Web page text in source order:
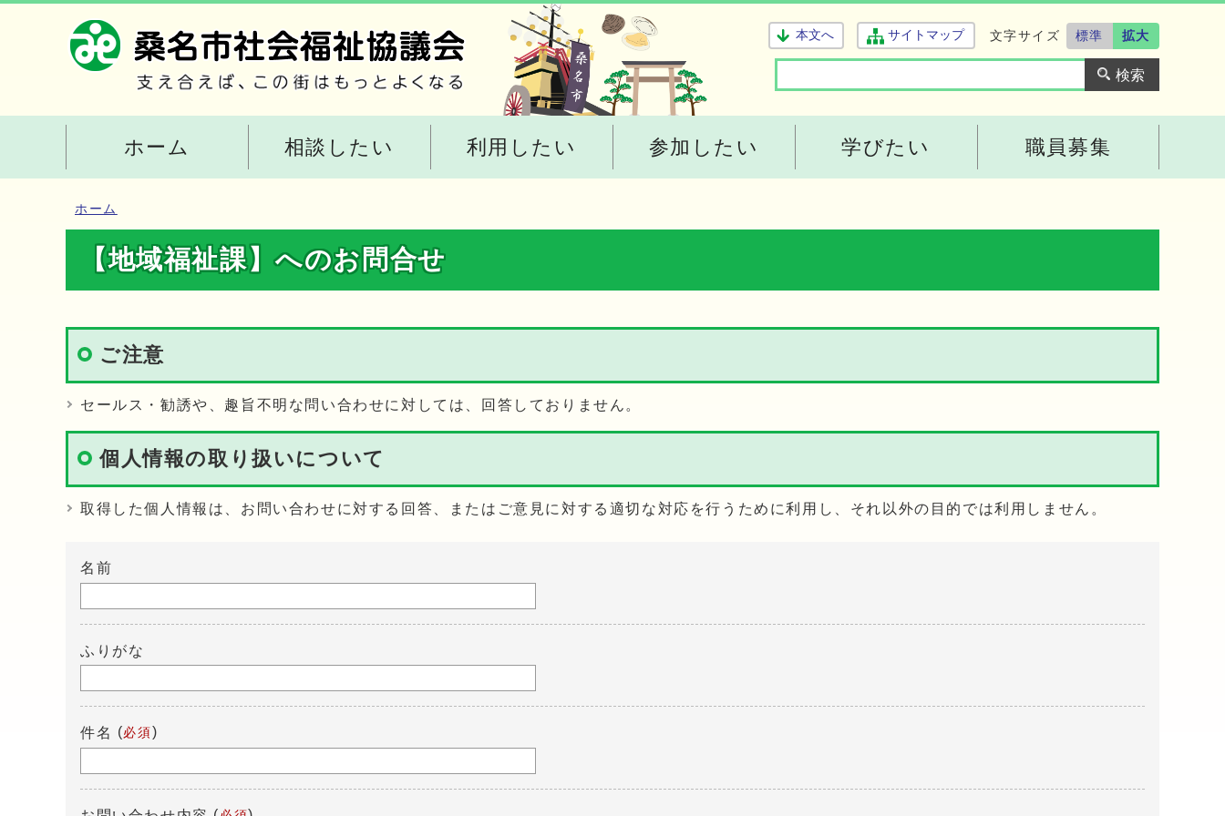
本文へ サイトマップ 文字サイズ 標準 拡大
ホーム 相談したい 利用したい 参加したい 学びたい 職員募集
ホーム
【地域福祉課】へのお問合せ
ご注意
セールス・勧誘や、趣旨不明な問い合わせに対しては、回答しておりません。
個人情報の取り扱いについて
取得した個人情報は、お問い合わせに対する回答、またはご意見に対する適切な対応を行うために利用し、それ以外の目的では利用しません。
名前
ふりがな
件名 (必須 )